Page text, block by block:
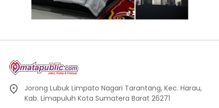
Jorong Lubuk Limpato Nagari Tarantang, Kec. Harau,
Kab. Limapuluh Kota Sumatera Barat 26271